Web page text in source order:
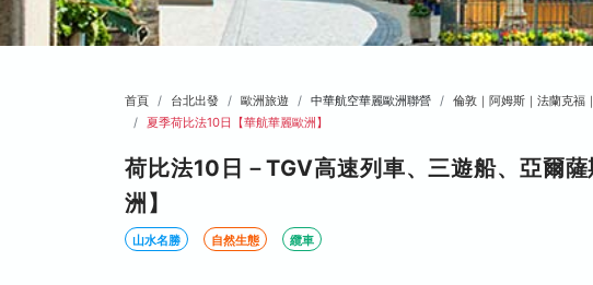
首頁 台北出發 歐洲旅遊 中華航空華麗歐洲聯營
倫敦｜阿姆斯｜法蘭克福
夏季荷比法10日【華航華麗歐洲】
荷比法10日－TGV高速列車、三遊船、亞爾
洲】
山水名勝 自然生態 纜車